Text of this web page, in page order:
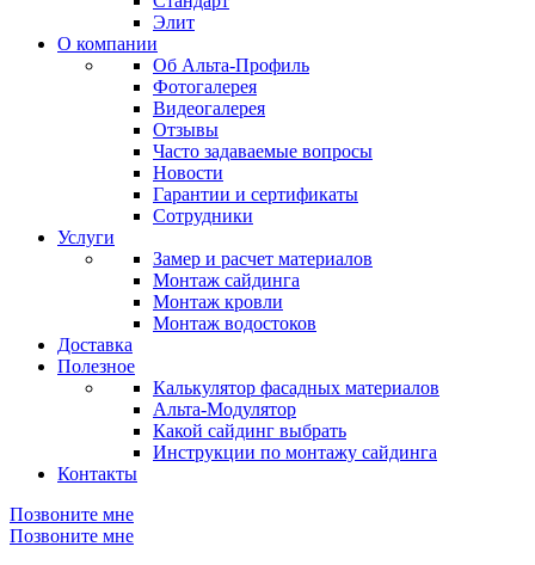
Элит
О компании
Об Альта-Профиль
Фотогалерея
Видеогалерея
Отзывы
Часто задаваемые вопросы
Новости
Гарантии и сертификаты
Сотрудники
Услуги
Замер и расчет материалов
Монтаж сайдинга
Монтаж кровли
Монтаж водостоков
Доставка
Полезное
Калькулятор фасадных материалов
Альта-Модулятор
Какой сайдинг выбрать
Инструкции по монтажу сайдинга
Контакты
Позвоните мне
Позвоните мне